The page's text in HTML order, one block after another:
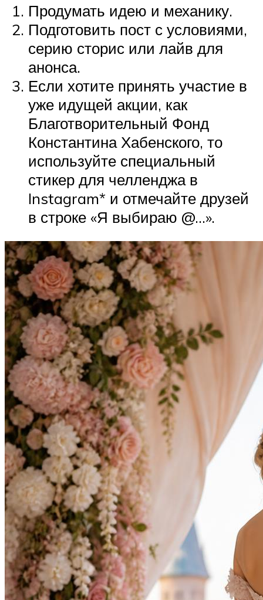
Продумать идею и механику.
Подготовить пост с условиями,
серию сторис или лайв для
анонса.
Если хотите принять участие в
уже идущей акции, как
Благотворительный Фонд
Константина Хабенского, то
используйте специальный
стикер для челленджа в
Instagram* и отмечайте друзей
в строке «Я выбираю @…».